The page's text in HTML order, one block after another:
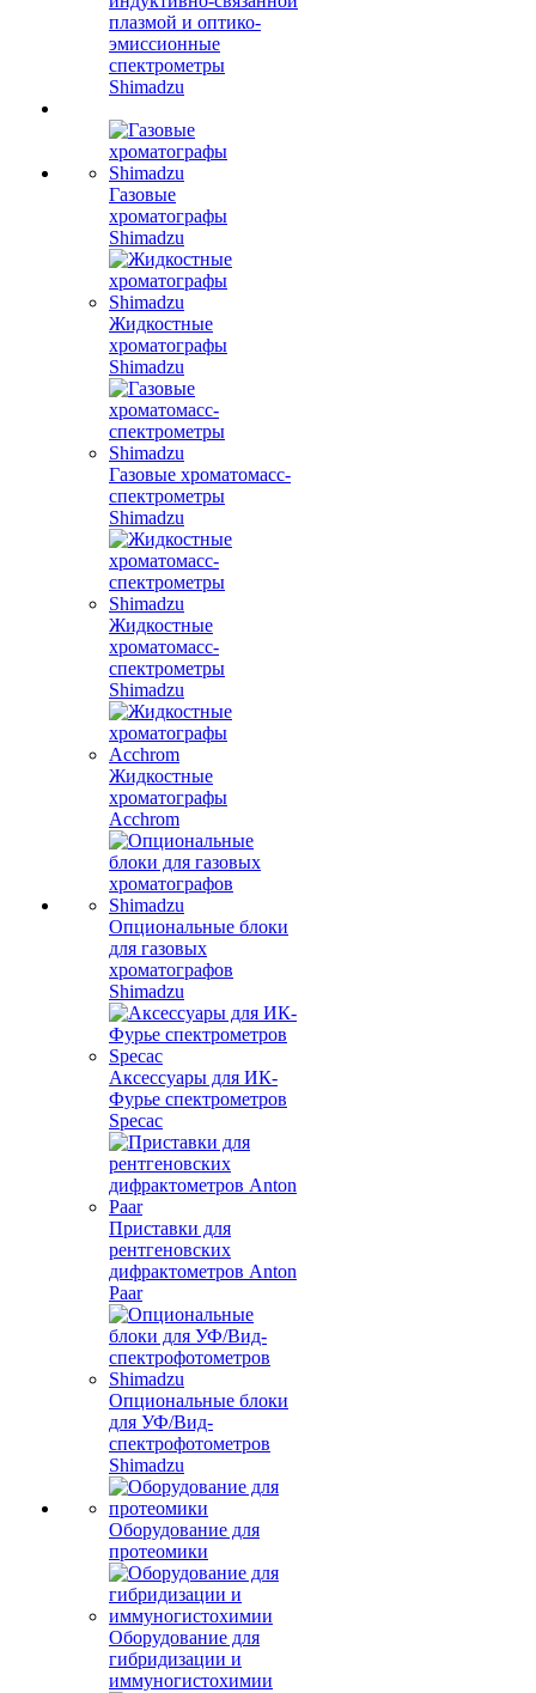
плазмой и оптико-
эмиссионные
спектрометры
Shimadzu
Газовые
хроматографы
Shimadzu
Жидкостные
хроматографы
Shimadzu
Газовые хроматомасс-
спектрометры
Shimadzu
Жидкостные
хроматомасс-
спектрометры
Shimadzu
Жидкостные
хроматографы
Acchrom
Опциональные блоки
для газовых
хроматографов
Shimadzu
Аксессуары для ИК-
Фурье спектрометров
Specac
Приставки для
рентгеновских
дифрактометров Anton
Paar
Опциональные блоки
для УФ/Вид-
спектрофотометров
Shimadzu
Оборудование для
протеомики
Оборудование для
гибридизации и
иммуногистохимии